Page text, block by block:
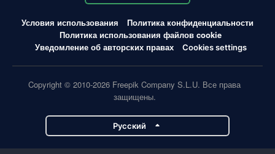
Условия использования
Политика конфиденциальности
Политика использования файлов cookie
Уведомление об авторских правах
Cookies settings
Copyright © 2010-2026 Freepik Company S.L.U. Все права
защищены.
Pусский